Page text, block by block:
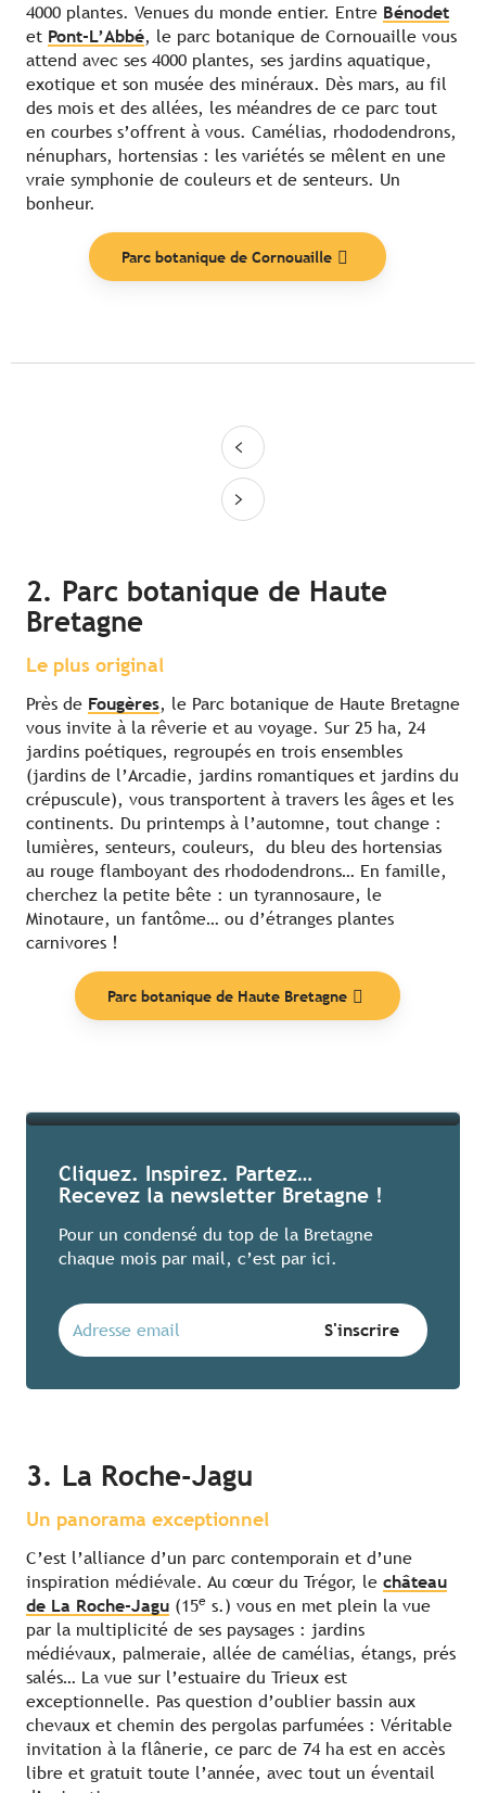
4000 plantes. Venues du monde entier. Entre Bénodet
et Pont-L’Abbé, le parc botanique de Cornouaille vous
attend avec ses 4000 plantes, ses jardins aquatique,
exotique et son musée des minéraux. Dès mars, au fil
des mois et des allées, les méandres de ce parc tout
en courbes s’offrent à vous. Camélias, rhododendrons,
nénuphars, hortensias : les variétés se mêlent en une
vraie symphonie de couleurs et de senteurs. Un
bonheur.
Parc botanique de Cornouaille
2. Parc botanique de Haute
Bretagne
Le plus original
Près de Fougères, le Parc botanique de Haute Bretagne
vous invite à la rêverie et au voyage. Sur 25 ha, 24
jardins poétiques, regroupés en trois ensembles
(jardins de l’Arcadie, jardins romantiques et jardins du
crépuscule), vous transportent à travers les âges et les
continents. Du printemps à l’automne, tout change :
lumières, senteurs, couleurs, du bleu des hortensias
au rouge flamboyant des rhododendrons… En famille,
cherchez la petite bête : un tyrannosaure, le
Minotaure, un fantôme… ou d’étranges plantes
carnivores !
Parc botanique de Haute Bretagne
Nos coups de cœur
Cliquez. Inspirez. Partez…
Recevez la newsletter Bretagne !
Pour un condensé du top de la Bretagne
chaque mois par mail, c’est par ici.
3. La Roche-Jagu
Un panorama exceptionnel
C’est l’alliance d’un parc contemporain et d’une
inspiration médiévale. Au cœur du Trégor, le château
de La Roche-Jagu (15e s.) vous en met plein la vue
par la multiplicité de ses paysages : jardins
médiévaux, palmeraie, allée de camélias, étangs, prés
salés… La vue sur l’estuaire du Trieux est
exceptionnelle. Pas question d’oublier bassin aux
chevaux et chemin des pergolas parfumées : Véritable
invitation à la flânerie, ce parc de 74 ha est en accès
libre et gratuit toute l’année, avec tout un éventail